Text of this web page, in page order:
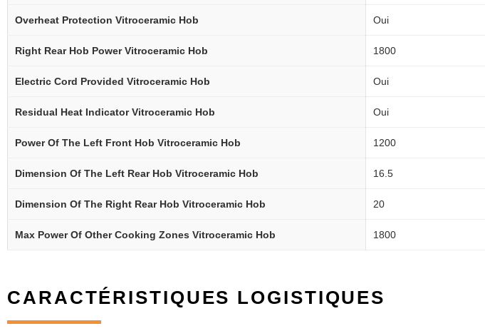
Overheat Protection Vitroceramic Hob Oui
Right Rear Hob Power Vitroceramic Hob 1800
Electric Cord Provided Vitroceramic Hob Oui
Residual Heat Indicator Vitroceramic Hob Oui
Power Of The Left Front Hob Vitroceramic Hob 1200
Dimension Of The Left Rear Hob Vitroceramic Hob 16.5
Dimension Of The Right Rear Hob Vitroceramic Hob 20
Max Power Of Other Cooking Zones Vitroceramic Hob 1800
CARACTÉRISTIQUES LOGISTIQUES